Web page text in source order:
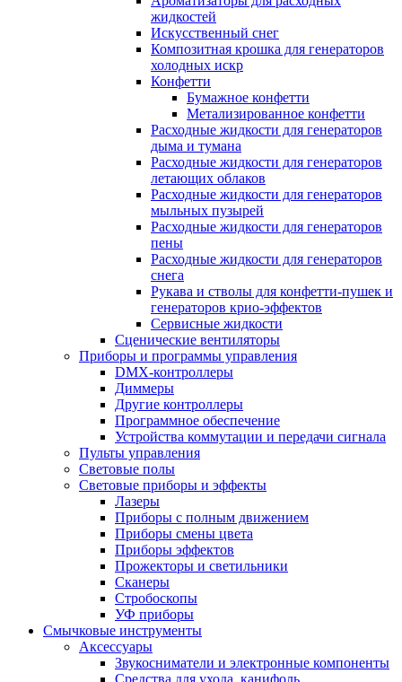
жидкостей
Искусственный снег
Композитная крошка для генераторов
холодных искр
Конфетти
Бумажное конфетти
Метализированное конфетти
Расходные жидкости для генераторов
дыма и тумана
Расходные жидкости для генераторов
летающих облаков
Расходные жидкости для генераторов
мыльных пузырей
Расходные жидкости для генераторов
пены
Расходные жидкости для генераторов
снега
Рукава и стволы для конфетти-пушек и
генераторов крио-эффектов
Сервисные жидкости
Сценические вентиляторы
Приборы и программы управления
DMX-контроллеры
Диммеры
Другие контроллеры
Программное обеспечение
Устройства коммутации и передачи сигнала
Пульты управления
Световые полы
Световые приборы и эффекты
Лазеры
Приборы с полным движением
Приборы смены цвета
Приборы эффектов
Прожекторы и светильники
Сканеры
Стробоскопы
УФ приборы
Смычковые инструменты
Аксессуары
Звукосниматели и электронные компоненты
Средства для ухода, канифоль